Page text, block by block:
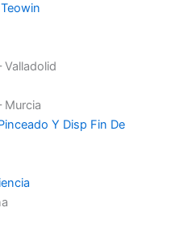
Valladolid
Murcia
Y Disp Fin De